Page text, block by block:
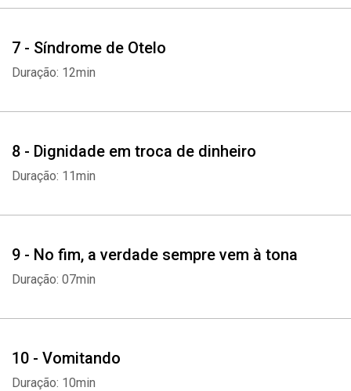
7 - Síndrome de Otelo
Duração: 12min
8 - Dignidade em troca de dinheiro
Duração: 11min
9 - No fim, a verdade sempre vem à tona
Duração: 07min
10 - Vomitando
Duração: 10min